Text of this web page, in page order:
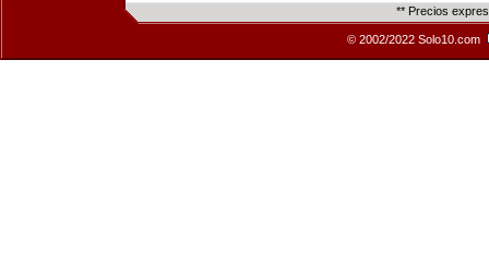
** Precios
© 2002/2022 Solo10.com